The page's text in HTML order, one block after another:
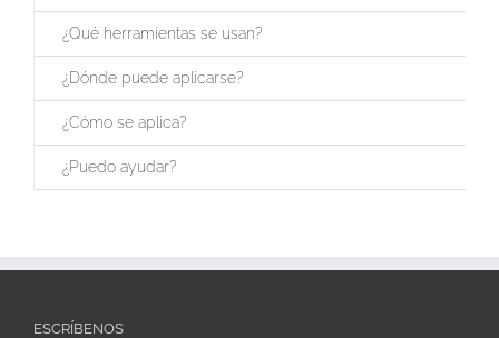
¿Qué herramientas se usan?
¿Dónde puede aplicarse?
¿Cómo se aplica?
¿Puedo ayudar?
ESCRÍBENOS